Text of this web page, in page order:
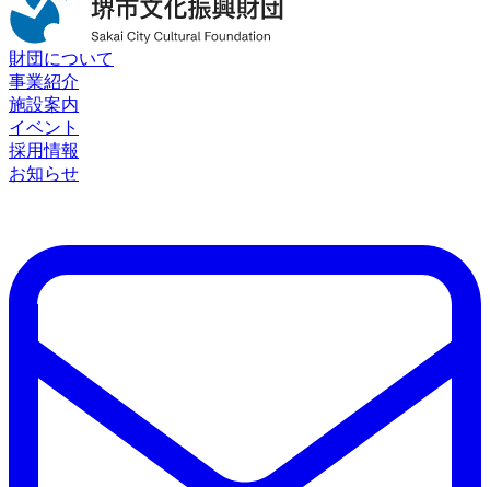
財団について
事業紹介
施設案内
イベント
採用情報
お知らせ